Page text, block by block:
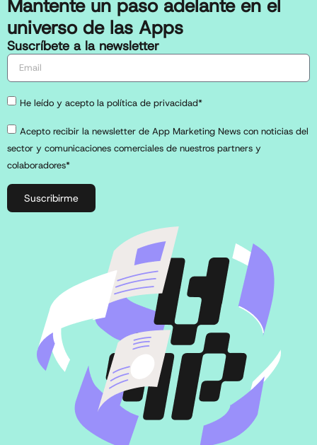
Mantente un paso adelante en el
universo de las Apps
Suscríbete a la newsletter
He leído y acepto la política de privacidad*
Acepto recibir la newsletter de App Marketing News con noticias del
sector y comunicaciones comerciales de nuestros partners y
colaboradores*
Suscribirme